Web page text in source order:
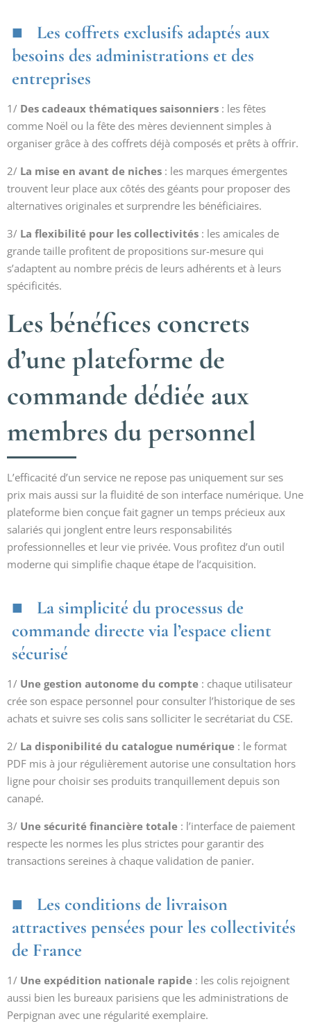
Les coffrets exclusifs adaptés aux
besoins des administrations et des
entreprises
1/ Des cadeaux thématiques saisonniers : les fêtes
comme Noël ou la fête des mères deviennent simples à
organiser grâce à des coffrets déjà composés et prêts à offrir.
2/ La mise en avant de niches : les marques émergentes
trouvent leur place aux côtés des géants pour proposer des
alternatives originales et surprendre les bénéficiaires.
3/ La flexibilité pour les collectivités : les amicales de
grande taille profitent de propositions sur-mesure qui
s’adaptent au nombre précis de leurs adhérents et à leurs
spécificités.
Les bénéfices concrets
d’une plateforme de
commande dédiée aux
membres du personnel
L’efficacité d’un service ne repose pas uniquement sur ses
prix mais aussi sur la fluidité de son interface numérique. Une
plateforme bien conçue fait gagner un temps précieux aux
salariés qui jonglent entre leurs responsabilités
professionnelles et leur vie privée. Vous profitez d’un outil
moderne qui simplifie chaque étape de l’acquisition.
La simplicité du processus de
commande directe via l’espace client
sécurisé
1/ Une gestion autonome du compte : chaque utilisateur
crée son espace personnel pour consulter l’historique de ses
achats et suivre ses colis sans solliciter le secrétariat du CSE.
2/ La disponibilité du catalogue numérique : le format
PDF mis à jour régulièrement autorise une consultation hors
ligne pour choisir ses produits tranquillement depuis son
canapé.
3/ Une sécurité financière totale : l’interface de paiement
respecte les normes les plus strictes pour garantir des
transactions sereines à chaque validation de panier.
Les conditions de livraison
attractives pensées pour les collectivités
de France
1/ Une expédition nationale rapide : les colis rejoignent
aussi bien les bureaux parisiens que les administrations de
Perpignan avec une régularité exemplaire.